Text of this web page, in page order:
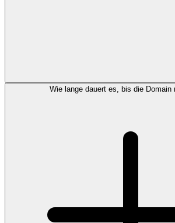
Wie lange dauert es, bis die Domain